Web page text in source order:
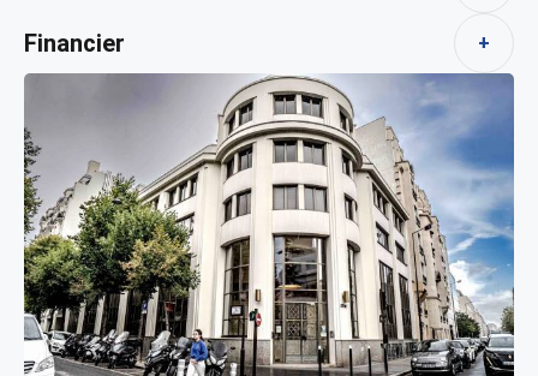
Financier +